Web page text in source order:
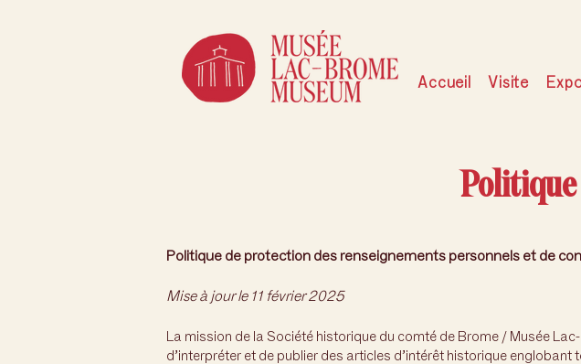
Accueil Visite
Politique de protection des renseignements personnels et de
Mise à jour le 11 février 2025
La mission de la Société historique du comté de Brome / Musée
d’interpréter et de publier des articles d’intérêt historique